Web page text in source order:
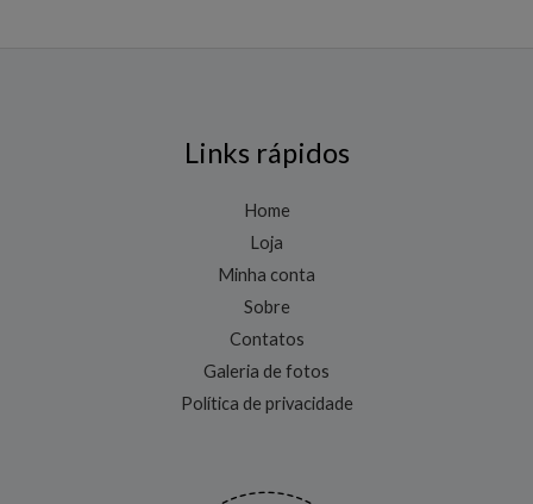
Links rápidos
Home
Loja
Minha conta
Sobre
Contatos
Galeria de fotos
Política de privacidade